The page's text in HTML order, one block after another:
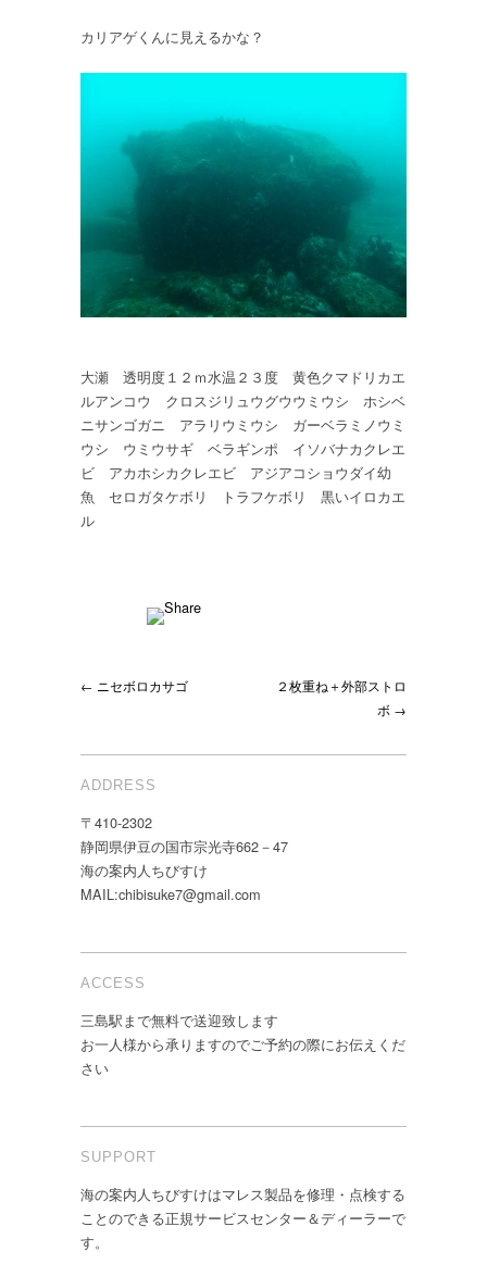
カリアゲくんに見えるかな？
大瀬 透明度１２ｍ水温２３度 黄色クマドリカエ
ルアンコウ クロスジリュウグウウミウシ ホシベ
ニサンゴガニ アラリウミウシ ガーベラミノウミ
ウシ ウミウサギ ベラギンポ イソバナカクレエ
ビ アカホシカクレエビ アジアコショウダイ幼
魚 セロガタケボリ トラフケボリ 黒いイロカエ
ル
← ニセボロカサゴ
２枚重ね＋外部ストロ
ボ →
ADDRESS
〒410-2302
静岡県伊豆の国市宗光寺662－47
海の案内人ちびすけ
MAIL:chibisuke7@gmail.com
ACCESS
三島駅まで無料で送迎致します
お一人様から承りますのでご予約の際にお伝えくだ
さい
SUPPORT
海の案内人ちびすけはマレス製品を修理・点検する
ことのできる正規サービスセンター＆ディーラーで
す。